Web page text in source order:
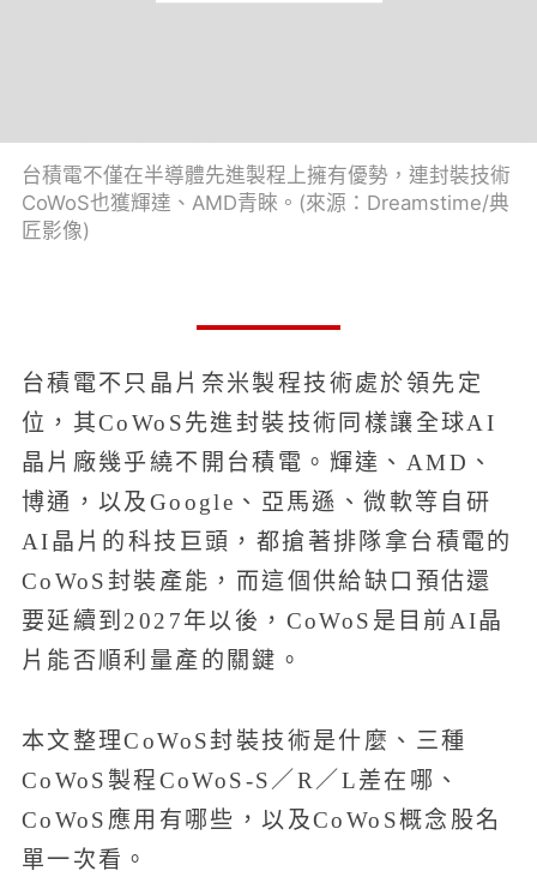
台積電不僅在半導體先進製程上擁有優勢，連封裝技術
CoWoS也獲輝達、AMD青睞。(來源：Dreamstime/典
匠影像)
台積電不只晶片奈米製程技術處於領先定
位，其CoWoS先進封裝技術同樣讓全球AI
晶片廠幾乎繞不開台積電。輝達、AMD、
博通，以及Google、亞馬遜、微軟等自研
AI晶片的科技巨頭，都搶著排隊拿台積電的
CoWoS封裝產能，而這個供給缺口預估還
要延續到2027年以後，CoWoS是目前AI晶
片能否順利量產的關鍵。
本文整理CoWoS封裝技術是什麼、三種
CoWoS製程CoWoS-S／R／L差在哪、
CoWoS應用有哪些，以及CoWoS概念股名
單一次看。